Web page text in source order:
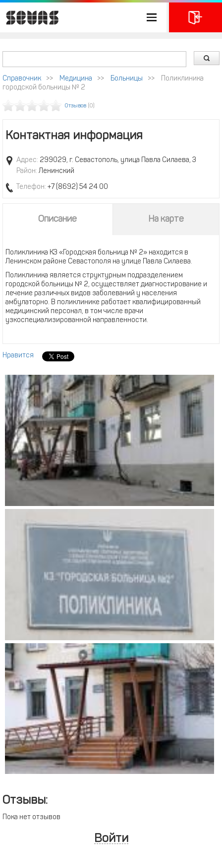
Справочник >> Медицина >> Больницы >>
Поликлиника
городской больницы № 2
Отзывов (0)
Контактная информация
Адрес: 299029, г. Севастополь, улица Павла Силаева, 3
Район: Ленинский
Телефон: +7 (8692) 54 24 00
Описание На карте
Поликлиника КЗ «Городская больница № 2» находится в
Ленинском районе Севастополя на улице Павла Силаева.
Поликлиника является структурным подразделением
городской больницы № 2, осуществляет диагностирование и
лечение различных видов заболеваний у населения
амбулаторно. В поликлинике работает квалифицированный
медицинский персонал, в том числе врачи
узкоспециализированной направленности.
Нравится
Отзывы:
Пока нет отзывов
Войти